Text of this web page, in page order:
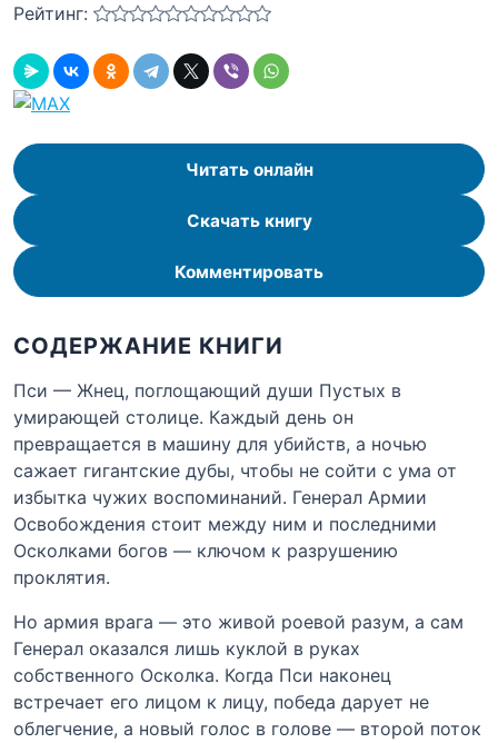
Рейтинг:
Читать онлайн
Скачать книгу
Комментировать
СОДЕРЖАНИЕ КНИГИ
Пси — Жнец, поглощающий души Пустых в
умирающей столице. Каждый день он
превращается в машину для убийств, а ночью
сажает гигантские дубы, чтобы не сойти с ума от
избытка чужих воспоминаний. Генерал Армии
Освобождения стоит между ним и последними
Осколками богов — ключом к разрушению
проклятия.
Но армия врага — это живой роевой разум, а сам
Генерал оказался лишь куклой в руках
собственного Осколка. Когда Пси наконец
встречает его лицом к лицу, победа дарует не
облегчение, а новый голос в голове — второй поток